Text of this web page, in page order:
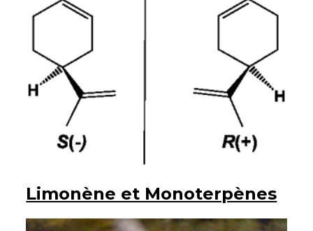
Limonène et Monoterpènes